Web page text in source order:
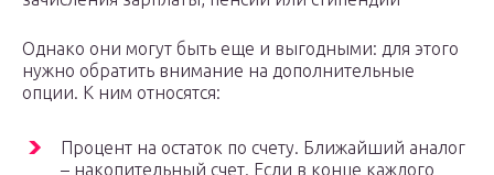
Однако они могут быть еще и выгодными: для этого
нужно обратить внимание на дополнительные
опции. К ним относятся:
Процент на остаток по счету. Ближайший аналог
– накопительный счет. Если в конце каждого